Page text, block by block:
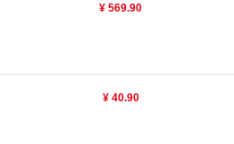
¥ 569.90
¥ 40.90